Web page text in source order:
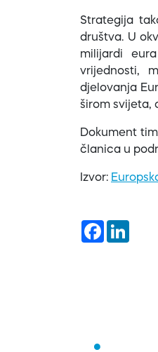
Strategija
društva. U
milijardi
vrijednosti,
djelovanja
širom svijeta,
Dokument
članica u
Izvor:
Facebook